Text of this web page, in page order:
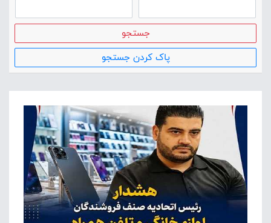
جستجو
پاک کردن جستجو